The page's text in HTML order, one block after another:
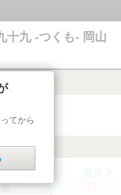
十九 -つくも- 岡山
金 土
てから